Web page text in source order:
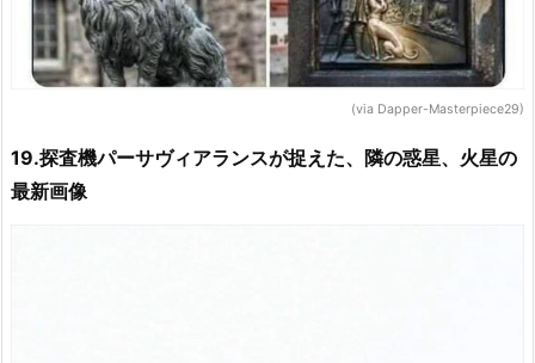
(via Dapper-Masterpiece29)
19.探査機パーサヴィアランスが捉えた、隣の惑星、火星の
最新画像